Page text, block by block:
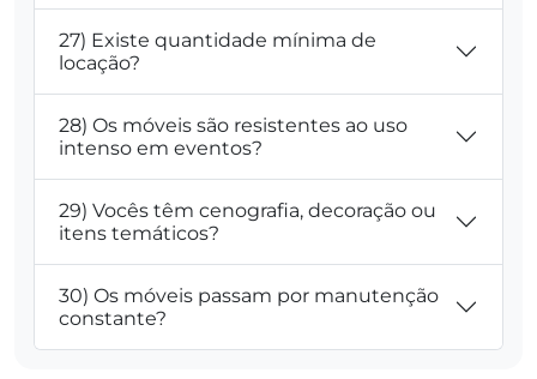
27) Existe quantidade mínima de
locação?
28) Os móveis são resistentes ao uso
intenso em eventos?
29) Vocês têm cenografia, decoração ou
itens temáticos?
30) Os móveis passam por manutenção
constante?